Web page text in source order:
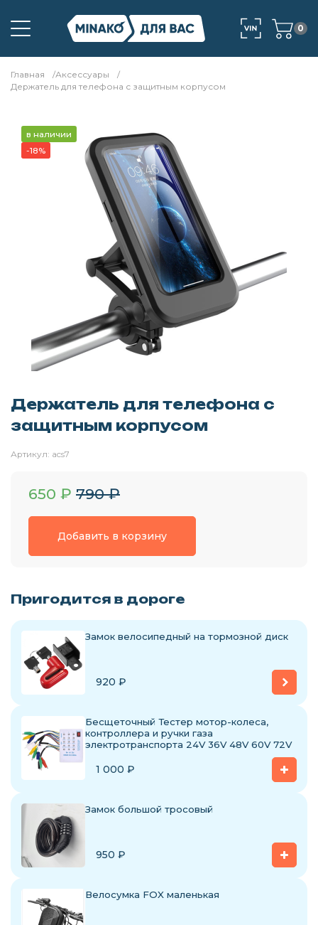
0
Главная
Аксессуары
Держатель для телефона с защитным корпусом
в наличии
-18%
Держатель для телефона с
защитным корпусом
Артикул: acs7
650 ₽ 790₽
Добавить в корзину
Пригодится в дороге
Замок велосипедный на тормозной диск
920 ₽
Бесщеточный Тестер мотор-колеса,
контроллера и ручки газа
электротранспорта 24V 36V 48V 60V 72V
1 000 ₽
Замок большой тросовый
950 ₽
Велосумка FOX маленькая